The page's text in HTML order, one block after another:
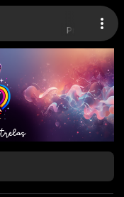
Programação
The Big 80s